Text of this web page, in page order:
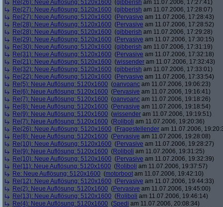
Re(26): Neue Auflösung: 5120x1600 (gibberish am 11.07.2006, 17:27:41)
Re(27): Neue Auflösung: 5120x1600 (gibberish am 11.07.2006, 17:28:07)
Re(27): Neue Auflösung: 5120x1600 (Pervasive am 11.07.2006, 17:28:43)
Re(28): Neue Auflösung: 5120x1600 (Pervasive am 11.07.2006, 17:28:52)
Re(28): Neue Auflösung: 5120x1600 (gibberish am 11.07.2006, 17:29:28)
Re(29): Neue Auflösung: 5120x1600 (Pervasive am 11.07.2006, 17:30:15)
Re(30): Neue Auflösung: 5120x1600 (gibberish am 11.07.2006, 17:31:19)
Re(31): Neue Auflösung: 5120x1600 (Pervasive am 11.07.2006, 17:32:18)
Re(21): Neue Auflösung: 5120x1600 (wissender am 11.07.2006, 17:32:43)
Re(32): Neue Auflösung: 5120x1600 (gibberish am 11.07.2006, 17:33:01)
Re(22): Neue Auflösung: 5120x1600 (Pervasive am 11.07.2006, 17:33:54)
Re(5): Neue Auflösung: 5120x1600 (oanvoanc am 11.07.2006, 19:06:23)
Re(6): Neue Auflösung: 5120x1600 (Pervasive am 11.07.2006, 19:16:41)
Re(7): Neue Auflösung: 5120x1600 (oanvoanc am 11.07.2006, 19:18:26)
Re(8): Neue Auflösung: 5120x1600 (Pervasive am 11.07.2006, 19:18:54)
Re(9): Neue Auflösung: 5120x1600 (wissender am 11.07.2006, 19:19:51)
Re(7): Neue Auflösung: 5120x1600 (Roliboli am 11.07.2006, 19:20:36)
Re(26): Neue Auflösung: 5120x1600 (Fragestellender am 11.07.2006,
Re(8): Neue Auflösung: 5120x1600 (Pervasive am 11.07.2006, 19:28:08)
Re(10): Neue Auflösung: 5120x1600 (Pervasive am 11.07.2006, 19:28:27)
Re(9): Neue Auflösung: 5120x1600 (Roliboli am 11.07.2006, 19:31:25)
Re(10): Neue Auflösung: 5120x1600 (Pervasive am 11.07.2006, 19:32:39)
Re(11): Neue Auflösung: 5120x1600 (Roliboli am 11.07.2006, 19:37:57)
Re: Neue Auflösung: 5120x1600 (motorboot am 11.07.2006, 19:42:10)
Re(12): Neue Auflösung: 5120x1600 (Pervasive am 11.07.2006, 19:44:33)
Re(2): Neue Auflösung: 5120x1600 (Pervasive am 11.07.2006, 19:45:00)
Re(13): Neue Auflösung: 5120x1600 (Roliboli am 11.07.2006, 19:46:14)
Re(4): Neue Auflösung: 5120x1600 (Spedi am 11.07.2006, 20:08:34)